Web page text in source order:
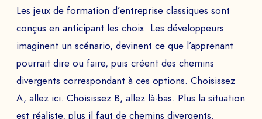
Les jeux de formation d’entreprise classiques sont
conçus en anticipant les choix. Les développeurs
imaginent un scénario, devinent ce que l’apprenant
pourrait dire ou faire, puis créent des chemins
divergents correspondant à ces options. Choisissez
A, allez ici. Choisissez B, allez là-bas. Plus la situation
est réaliste, plus il faut de chemins divergents.